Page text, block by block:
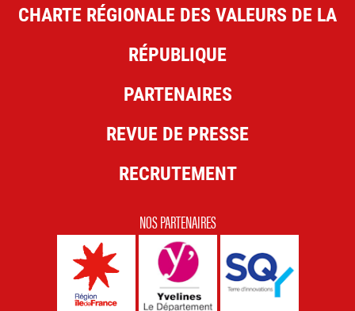
CHARTE RÉGIONALE DES VALEURS DE LA
RÉPUBLIQUE
PARTENAIRES
REVUE DE PRESSE
RECRUTEMENT
NOS PARTENAIRES